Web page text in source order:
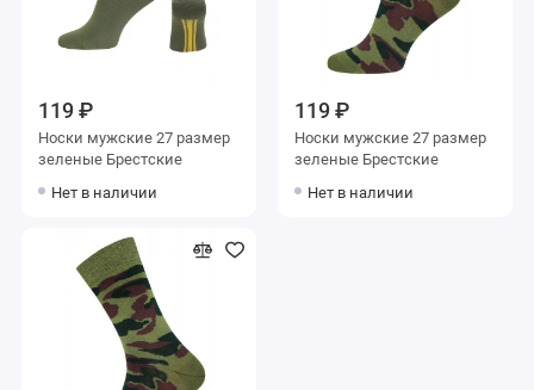
119 ₽
Носки мужские 27 размер
зеленые Брестские
Нет в наличии
119 ₽
Носки мужские 27 размер
зеленые Брестские
Нет в наличии